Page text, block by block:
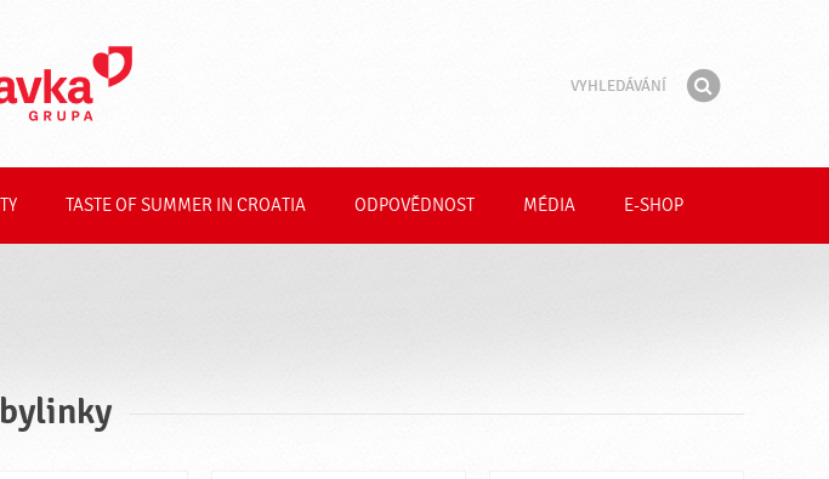
TASTE OF SUMMER IN CROATIA ODPOVĚDNOST MÉDIA E-SHOP